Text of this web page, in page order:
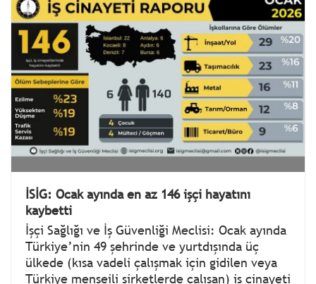
İSİG: Ocak ayında en az 146 işçi hayatını
kaybetti
İşçi Sağlığı ve İş Güvenliği Meclisi: Ocak ayında
Türkiye’nin 49 şehrinde ve yurtdışında üç
ülkede (kısa vadeli çalışmak için gidilen veya
Türkiye menşeili şirketlerde çalışan) iş cinayeti